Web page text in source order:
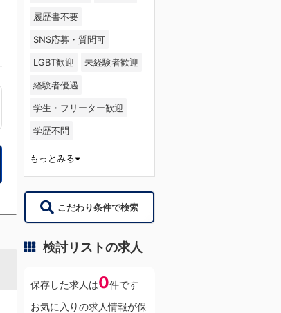
履歴書不要
SNS応募・質問可
LGBT歓迎 未経験者歓迎
経験者優遇
学生・フリーター歓迎
学歴不問
もっとみる
こだわり条件で検索
検討リストの求人
保存した求人は0件です
お気に入りの求人情報が保